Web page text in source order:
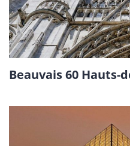
Beauvais 60 Hauts-